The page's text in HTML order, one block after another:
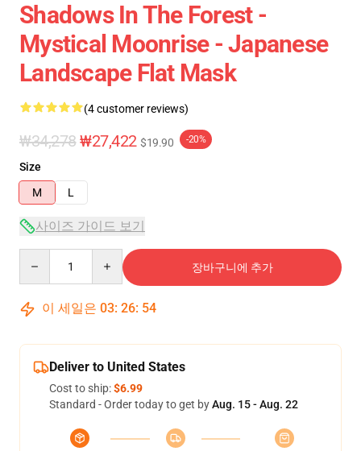
Shadows In The Forest -
Mystical Moonrise - Japanese
Landscape Flat Mask
(4 customer reviews)
₩34,278₩27,422 $19.90 -20%
Size
M
L
사이즈 가이드 보기
장바구니에 추가
이 세일은 03: 26: 53
Deliver to United States
Cost to ship:$6.99
Standard - Order today to get byAug. 15 - Aug. 22